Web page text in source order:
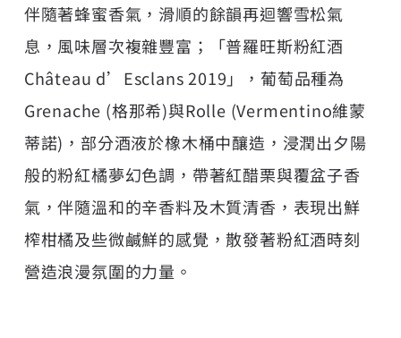
伴隨著蜂蜜香氣，滑順的餘韻再迴響雪松氣
息，風味層次複雜豐富；「普羅旺斯粉紅酒
Château d’Esclans 2019」，葡萄品種為
Grenache (格那希)與Rolle (Vermentino維蒙
蒂諾)，部分酒液於橡木桶中釀造，浸潤出夕陽
般的粉紅橘夢幻色調，帶著紅醋栗與覆盆子香
氣，伴隨溫和的辛香料及木質清香，表現出鮮
榨柑橘及些微鹹鮮的感覺，散發著粉紅酒時刻
營造浪漫氛圍的力量。